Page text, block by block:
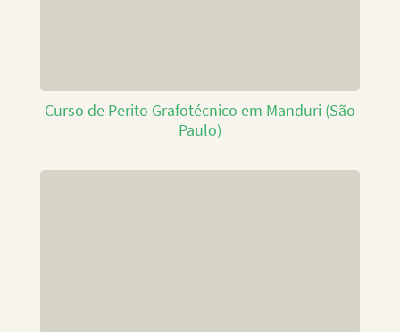
Curso de Perito Grafotécnico em Manduri (São
Paulo)